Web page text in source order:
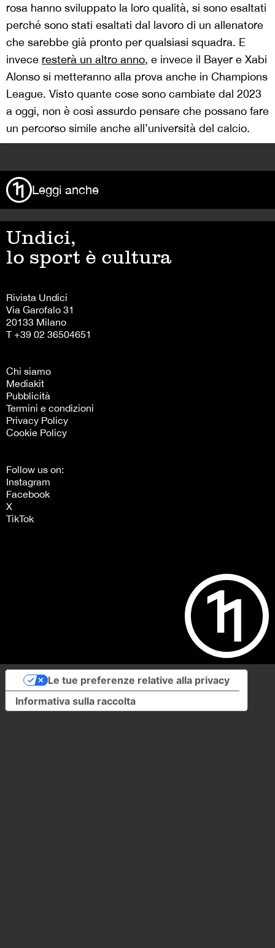
rosa hanno sviluppato la loro qualità, si sono esaltati
perché sono stati esaltati dal lavoro di un allenatore
che sarebbe già pronto per qualsiasi squadra. E
invece resterà un altro anno, e invece il Bayer e Xabi
Alonso si metteranno alla prova anche in Champions
League. Visto quante cose sono cambiate dal 2023
a oggi, non è così assurdo pensare che possano fare
un percorso simile anche all’università del calcio.
Leggi anche
Undici,
lo sport è cultura
Rivista Undici
Via Garofalo 31
20133 Milano
T +39 02 36504651
Chi siamo
Mediakit
Pubblicità
Termini e condizioni
Privacy Policy
Cookie Policy
Follow us on:
Instagram
Facebook
X
TikTok
Informativa sulla raccolta
Le tue preferenze relative alla privacy